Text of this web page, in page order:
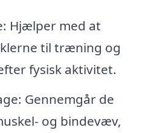
Hjælper med at
til træning og
fysisk aktivitet.
Gennemgår de
og bindevæv,